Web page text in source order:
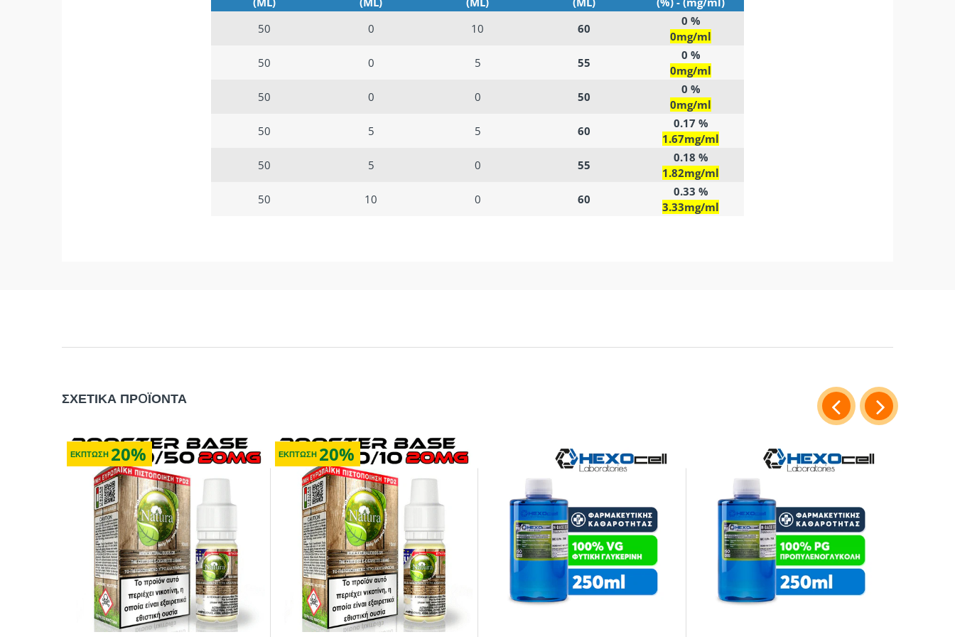
50
0 10 60
0 %
0mg/ml
50
0 5 55
0 %
0mg/ml
50
0 0 50
0 %
0mg/ml
50
5 5 60
0.17 %
1.67mg/ml
50
5 0 55
0.18 %
1.82mg/ml
50
10 0 60
0.33 %
3.33mg/ml
(ML) (ML) (ML) (ML)
(%) - (mg/ml)
50
50
5
0.17 %
1.67mg/ml
50
0
1.82mg/ml
50
0
0.33 %
3.33mg/ml
ΣΧΕΤΙΚΑ ΠΡOΪΟΝΤΑ
ΕΚΠΤΩΣΗ 20% ΕΚΠΤΩΣΗ 20%